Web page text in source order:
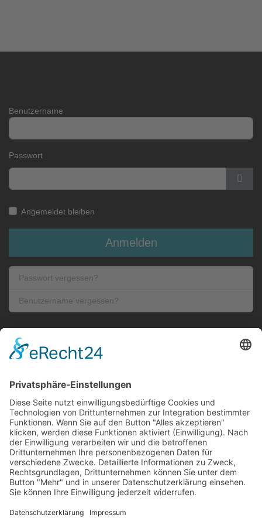
Benutzername
Passwort
Angemeldet bleiben
Anmelden
Passwort vergessen?
Benutzername vergessen?
: Cookie Settings
Kontaktformular
Impressum
Datenschutz
FLEMMING Automationstechnik GmbH, Feilenhauerstrasse 4,
51789 Lindlar - Germany
+49 (0)2266 47 27-0